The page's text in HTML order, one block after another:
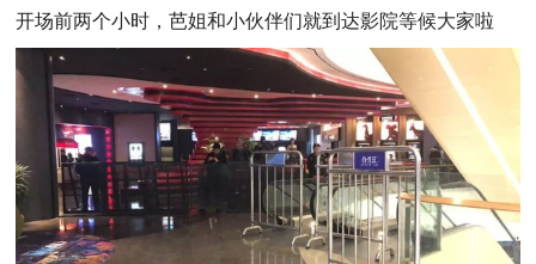
开场前两个小时，芭姐和小伙伴们就到达影院等候大家啦